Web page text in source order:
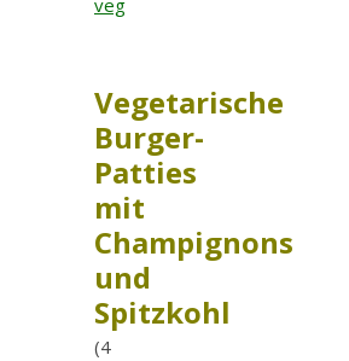
Vegetarische
Burger-
Patties
mit
Champignons
und
Spitzkohl
(4